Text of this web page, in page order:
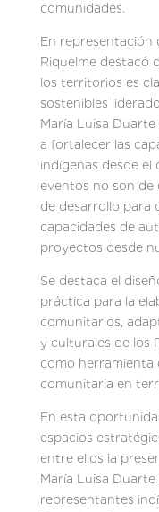
comunidades.
En representación
Riquelme destacó
los territorios es
sostenibles
María Luisa
a fortalecer las
indígenas desde el
eventos no son de
de desarrollo para
capacidades de
proyectos desde
Se destaca el
práctica para la
comunitarios,
y culturales de los
como herramienta
comunitaria en
En esta
espacios
entre ellos la
María Luisa Duarte
representantes